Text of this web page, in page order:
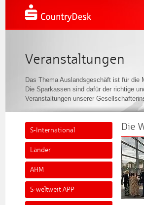
Veranstaltungen
Das Thema Auslandsgeschäft ist für die
Die Sparkassen sind dafür der richtige
Veranstaltungen unserer
Die
S-International
Länder
AHM
S-weltweit APP